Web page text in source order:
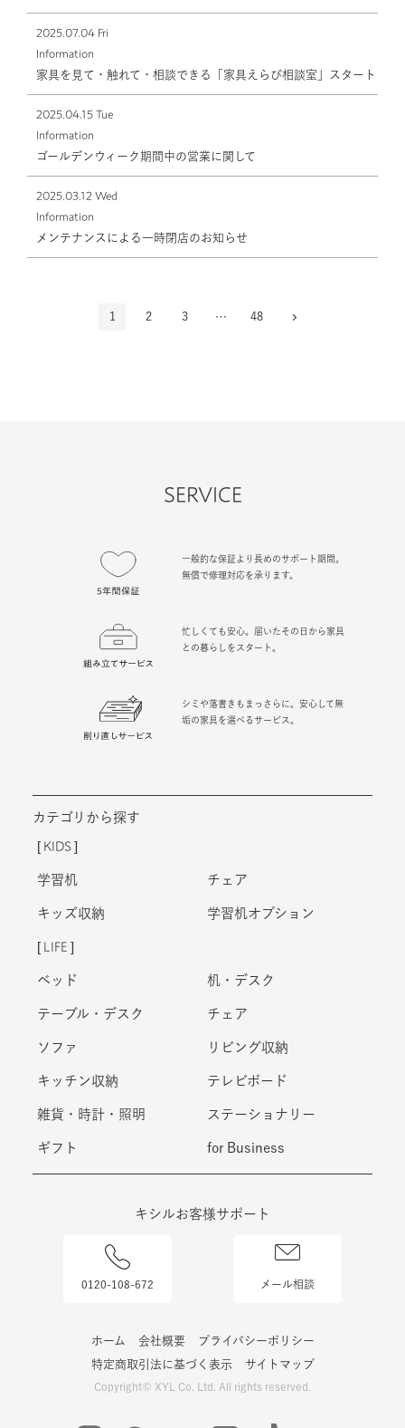
2025.07.04 Fri
Information
家具を見て・触れて・相談できる「家具えらび相談室」スタート
2025.04.15 Tue
Information
ゴールデンウィーク期間中の営業に関して
2025.03.12 Wed
Information
メンテナンスによる一時閉店のお知らせ
1 2 3 … 48 次へ
SERVICE
一般的な保証より長めのサポート期間。
無償で修理対応を承ります。
忙しくても安心。届いたその日から家具
との暮らしをスタート。
シミや落書きもまっさらに。安心して無
垢の家具を選べるサービス。
カテゴリから探す
KIDS
学習机 チェア
キッズ収納 学習机オプション
LIFE
ベッド 机・デスク
テーブル・デスク チェア
ソファ リビング収納
キッチン収納 テレビボード
雑貨・時計・照明 ステーショナリー
ギフト for Business
キシルお客様サポート
0120-108-672 メール相談
ホーム 会社概要
プライバシーポリシー
特定商取引法に基づく表示
サイトマップ
Copyright© XYL Co. Ltd. All rights reserved.